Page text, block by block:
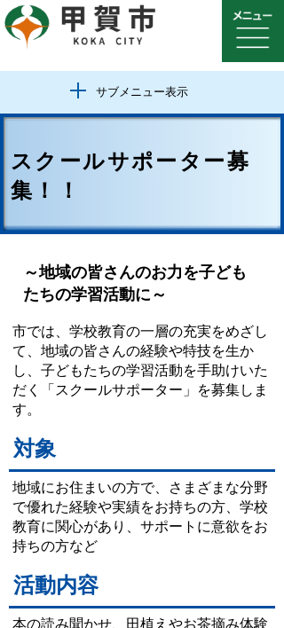
サブメニュー表示
スクールサポーター募
集！！
～地域の皆さんのお力を子ども
たちの学習活動に～
市では、学校教育の一層の充実をめざし
て、地域の皆さんの経験や特技を生か
し、子どもたちの学習活動を手助けいた
だく「スクールサポーター」を募集しま
す。
対象
地域にお住まいの方で、さまざまな分野
で優れた経験や実績をお持ちの方、学校
教育に関心があり、サポートに意欲をお
持ちの方など
活動内容
本の読み聞かせ、田植えやお茶摘み体験